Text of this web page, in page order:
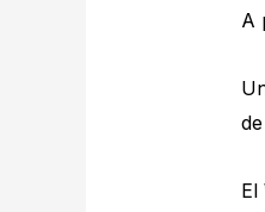
A
El